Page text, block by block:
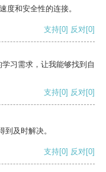
度和安全性的连接。
支持[0] 反对[0]
习需求，让我能够找到自
支持[0] 反对[0]
及时解决。
支持[0] 反对[0]